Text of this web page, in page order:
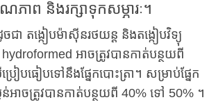
ាព និងរក្សាទុកសម្ភារៈ។
ចជា តង្កៀបម៉ាស៊ីនរថយន្ត និងតង្កៀបវិទ្យុ
hydroformed អាចត្រូវបានកាត់បន្ថយពី
ៀបធៀបទៅនឹងផ្នែកបោះត្រា។ សម្រាប់ផ្នែក
អាចត្រូវបានកាត់បន្ថយពី 40% ទៅ 50% ។